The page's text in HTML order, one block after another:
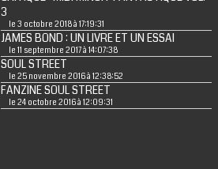
3
le 3 octobre 2018 à 17:19:31
JAMES BOND : UN LIVRE ET UN ESSAI
le 11 septembre 2017 à 14:07:38
SOUL STREET
le 25 novembre 2016 à 12:38:52
FANZINE SOUL STREET
le 24 octobre 2016 à 12:09:31